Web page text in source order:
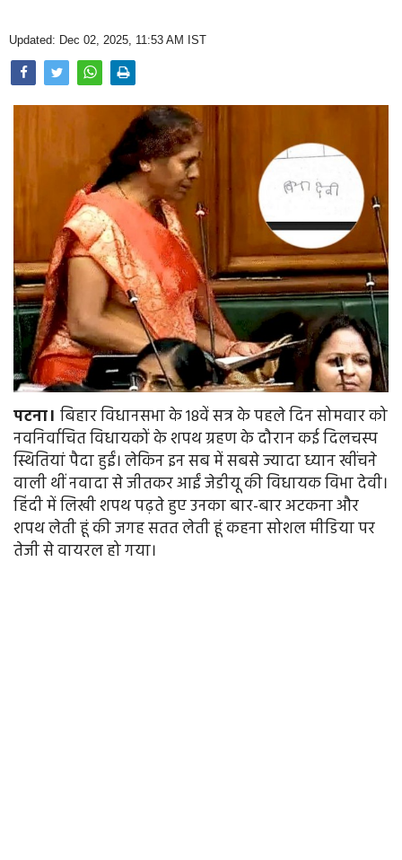
Home
Updated: Dec 02, 2025, 11:53 AM IST
पटना। बिहार विधानसभा के 18वें सत्र के पहले दिन सोमवार को
नवनिर्वाचित विधायकों के शपथ ग्रहण के दौरान कई दिलचस्प
स्थितियां पैदा हुईं। लेकिन इन सब में सबसे ज्यादा ध्यान खींचने
वाली थीं नवादा से जीतकर आईं जेडीयू की विधायक विभा देवी।
हिंदी में लिखी शपथ पढ़ते हुए उनका बार-बार अटकना और
शपथ लेती हूं की जगह सतत लेती हूं कहना सोशल मीडिया पर
तेजी से वायरल हो गया।